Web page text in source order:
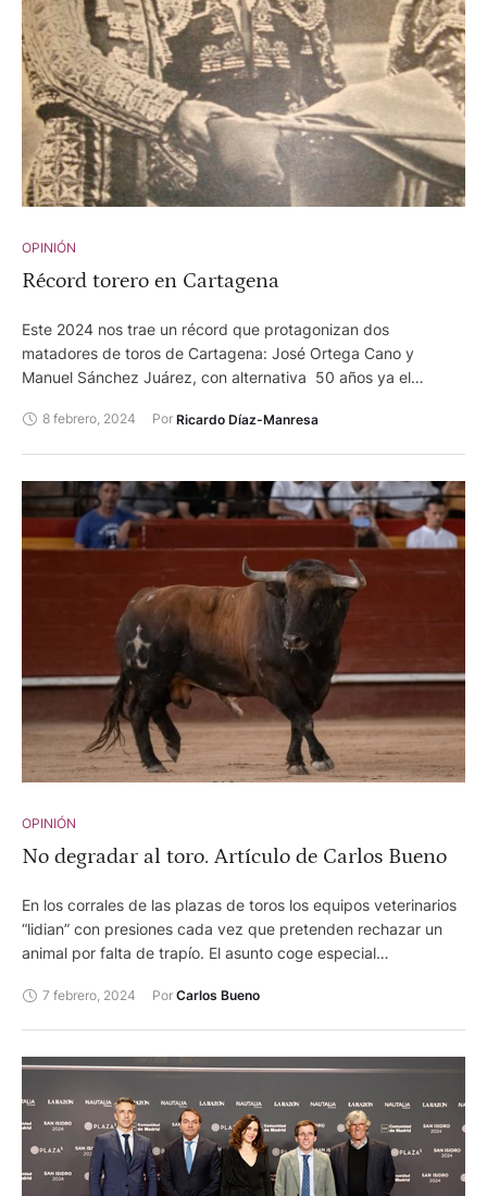
OPINIÓN
Récord torero en Cartagena
Este 2024 nos trae un récord que protagonizan dos
matadores de toros de Cartagena: José Ortega Cano y
Manuel Sánchez Juárez, con alternativa 50 años ya el
en Orihuela) y José padrino de la alternativa de Manuel.
8 febrero, 2024 Por Ricardo Díaz-Manresa
OPINIÓN
No degradar al toro. Artículo de Carlos Bueno
En los corrales de las plazas de toros los equipos veterinarios
“lidian” con presiones cada vez que pretenden rechazar un
animal por falta de trapío. El asunto coge especial
más de un mes dará inicio la feria de Fallas y, mientras unos
recinto.
7 febrero, 2024 Por Carlos Bueno